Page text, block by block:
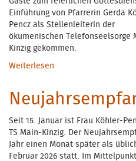
Einführung von Pfarrerin Gerda
Pencz als Stellenleiterin der
ökumenischen Telefonseelsorge
Kinzig gekommen.
Weiterlesen über Gottesdienst
Seit 15. Januar ist Frau Köhler-
TS Main-Kinzig. Der
Jahr einen Monat später als
Februar 2026 statt. Im